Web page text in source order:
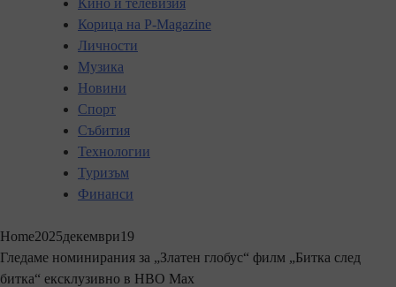
Корица на P-Magazine
Личности
Музика
Новини
Спорт
Събития
Технологии
Туризъм
Финанси
Home2025декември19
Гледаме номинирания за „Златен глобус“ филм „Битка след
битка“ ексклузивно в HBO Max